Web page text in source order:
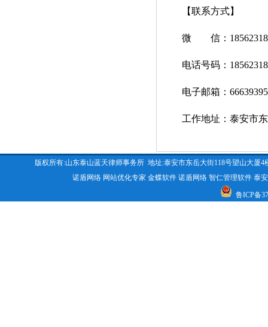
【联系方式】
微 信：
电话号码：
电子邮箱：
工作地址：泰安市东
版权所有:山东泰山蓝天律师事务所 地址:泰安市东岳大街118号望山大厦4
诺盾网络 网站优化专家 金蝶软件 诺盾网络 智仁管理软件 泰
鲁ICP备